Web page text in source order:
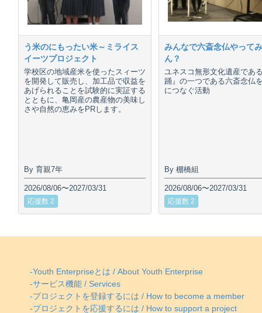
う米のにもったい米～ミライス
イーツプロジェクト
学校区の地域産米を使ったスィーツ
を開発して販売し、加工品で収益を
あげられることを試験的に実証する
とともに、亀岡産の農産物の美味し
さや自然の恵みをPRします。
By 育親7年
2026/08/06〜2027/03/31
応援数 2
みんなで六斎念仏やって
ん？
ユネスコ無形文化遺産であ
踊』の一つである六斎念仏
につなぐ活動
By 棚橋組
2026/08/06〜2027/03/31
応援数 2
-Youth Enterpriseとは / About Youth Enterprise
-サービス機能 / Services
-プロジェクトを登録するには / How to become a member
-プロジェクトを応援するには / How to support a project